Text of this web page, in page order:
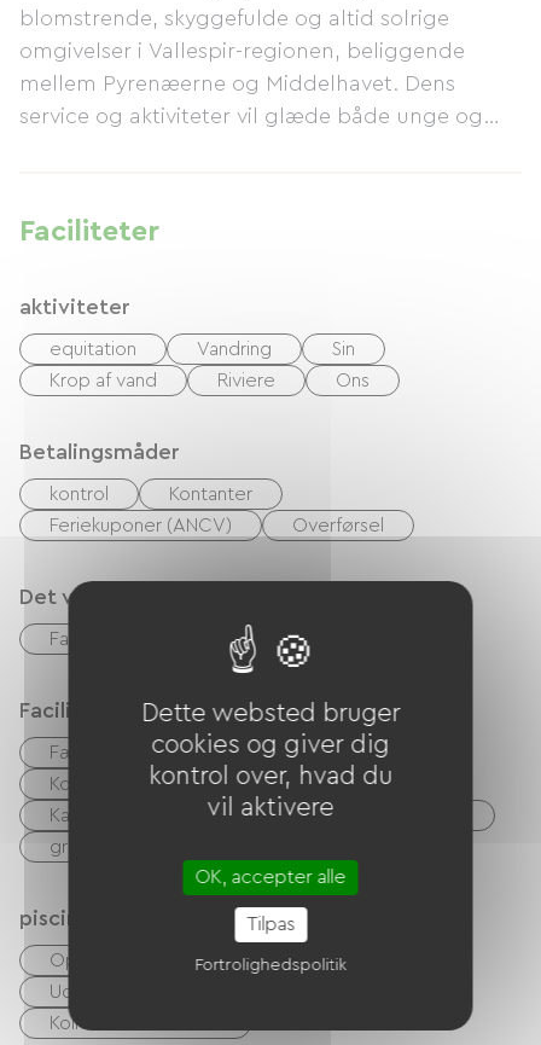
blomstrende, skyggefulde og altid solrige
omgivelser i Vallespir-regionen, beliggende
mellem Pyrenæerne og Middelhavet. Dens
service og aktiviteter vil glæde både unge og
Faciliteter
aktiviteter
equitation Vandring
Sin
Krop af vand
Riviere Ons
Betalingsmåder
kontrol
Kontanter
Feriekuponer (ANCV)
Overførsel
Det vi er gode til
Fastfood
Faciliteter
Fælles sanitære faciliteter
Kollektiv vaskemaskine
Barbecue
Kabel/satellit
Canal +
gratis WIFI
piscine
Opvarmet swimmingpool
Udendørs swimmingpool
Kollektiv svømmehal
Dette websted bruger
cookies og giver dig
kontrol over, hvad du
vil aktivere
OK, accepter alle
Tilpas
Fortrolighedspolitik